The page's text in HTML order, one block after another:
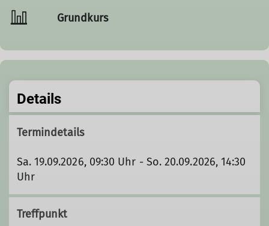
Grundkurs
Details
Termindetails
Sa. 19.09.2026, 09:30 Uhr - So. 20.09.2026, 14:30
Uhr
Treffpunkt